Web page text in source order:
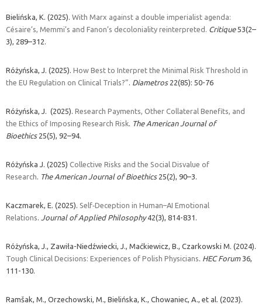
Bielińska, K. (2025). With Marx against a double imperialist agenda:
Césaire’s, Memmi’s and Fanon’s decoloniality reinterpreted. Critique53(2–
3), 289–312.
Różyńska, J. (2025). How Best to Interpret the Minimal Risk Threshold in
the EU Regulation on Clinical Trials?” Diametros 22(85): 50-76
Różyńska, J. (2025). Research Payments, Other Collateral Benefits, and
the Ethics of Imposing Research Risk The American Journal of
Bioethics25(5), 92–94.
Różyńska J. (2025) Collective Risks and the Social Disvalue of
Research
The American Journal of Bioethics25(2), 90–3.
Kaczmarek, E. (2025). Self‐Deception in Human–AI Emotional
Relations
Journal of Applied Philosophy42(3), 814-831.
Różyńska, J., Zawiła-Niedźwiecki, J., Maćkiewicz, B., Czarkowski M. (2024).
Tough Clinical Decisions: Experiences of Polish Physicians HEC Forum36,
111-130.
Ramšak, M., Orzechowski, M., Bielińska, K., Chowaniec, A., et al. (2023).